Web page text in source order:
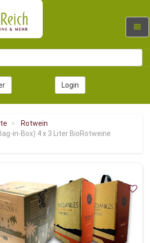
Login
Rotwein
in-Box) 4 x 3 Liter BioRotweine